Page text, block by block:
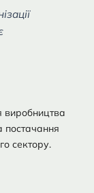
виробництва
постачання
сектору.